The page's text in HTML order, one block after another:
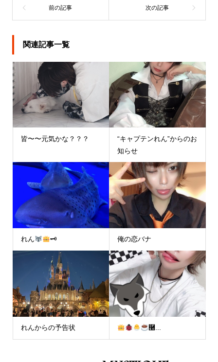
関連記事一覧
皆〜〜元気かな？？？
“キャプテンれん”からのお
知らせ
れん 🗝 俺の恋バナ
れんからの予告状 ࿠...